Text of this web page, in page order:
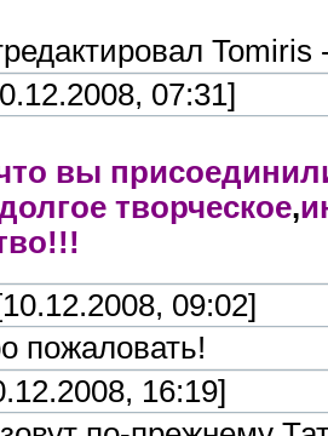
Tomiris
07:31]
вы
творческое,
[10.12.2008, 09:02]
пожаловать!
16:19]